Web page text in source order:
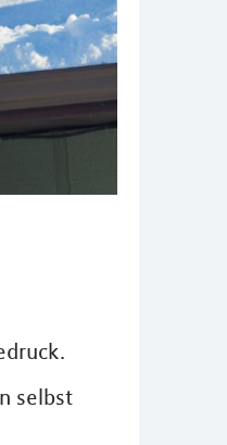
selbst